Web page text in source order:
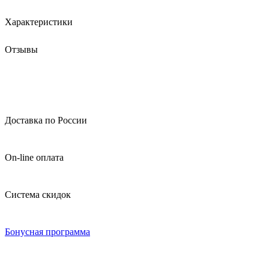
Характеристики
Отзывы
Доставка по России
On-line оплата
Система скидок
Бонусная программа